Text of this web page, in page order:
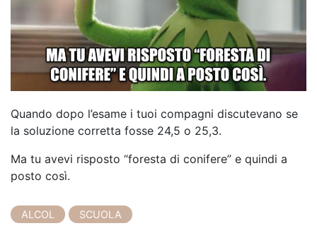
Quando dopo l’esame i tuoi compagni discutevano se
la soluzione corretta fosse 24,5 o 25,3.
Ma tu avevi risposto “foresta di conifere” e quindi a
posto così.
ALCOL SCUOLA